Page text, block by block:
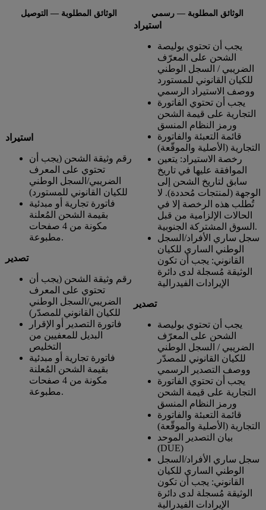
الوثائق المطلوبة — التوصيل الوثائق المطلوبة — رسمي
استيراد
رقم وثيقة الشحن (يجب أن
تحتوي على المعرف
الضريبي/السجل الوطني
للكيان القانوني للمستورد)
فاتورة تجارية أو مبدئية
بقيمة الشحن المُعلنة
مكونة من 4 صفحات
مطبوعة.
تصدير
رقم وثيقة الشحن (يجب أن
تحتوي على المعرف
الضريبي/السجل الوطني
للكيان القانوني للمصدّر)
فاتورة التصدير أو الإقرار
البديل للمعفيين من
التخليص
فاتورة تجارية أو مبدئية
بقيمة الشحن المُعلنة
مكونة من 4 صفحات
مطبوعة.
استيراد
يجب أن تحتوي بوليصة
الشحن على المعرّف
الضريبي / السجل الوطني
للكيان القانوني للمستورد
ووصف الاستيراد الرسمي
يجب أن تحتوي الفاتورة
التجارية على قيمة الشحن
ورمز النظام المنسق
قائمة التعبئة والفاتورة
التجارية (الأصلية والموقّعة)
رخصة الاستيراد: يتعين
الموافقة عليها في تاريخ
سابق لتاريخ الشحن إلى
الوجهة (لمنتجات مُحددة). لا
تُطلب هذه الرخصة إلا في
الحالات الإلزامية من قبل
السوق المشتركة الجنوبية.
سجل ساري الأفراد/السجل
الوطني الساري للكيان
القانوني: يجب أن تكون
الوثيقة مُسجلة لدى دائرة
الإيرادات الفيدرالية
تصدير
يجب أن تحتوي بوليصة
الشحن على المعرّف
الضريبي / السجل الوطني
للكيان القانوني للمصدّر
ووصف التصدير الرسمي
يجب أن تحتوي الفاتورة
التجارية على قيمة الشحن
ورمز النظام المنسق
قائمة التعبئة والفاتورة
التجارية (الأصلية والموقّعة)
بيان التصدير الموحد
(DUE)
سجل ساري الأفراد/السجل
الوطني الساري للكيان
القانوني: يجب أن تكون
الوثيقة مُسجلة لدى دائرة
الإيرادات الفيدرالية